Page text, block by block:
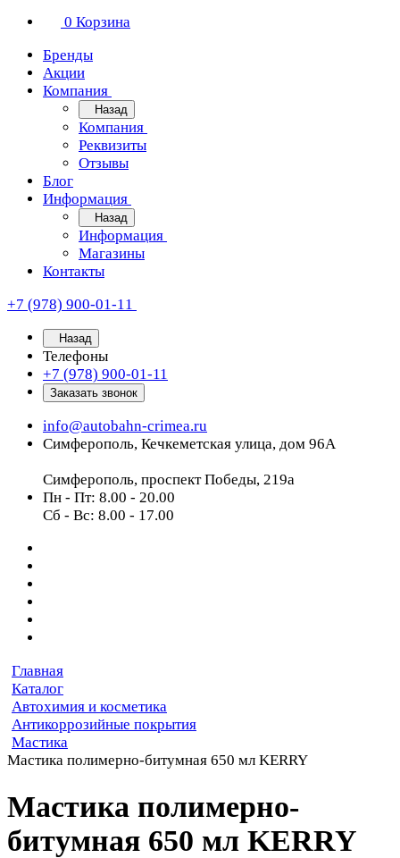
0 Корзина
Бренды
Акции
Компания
Назад
Компания
Реквизиты
Отзывы
Блог
Информация
Назад
Информация
Магазины
Контакты
+7 (978) 900-01-11
Назад
Телефоны
+7 (978) 900-01-11
Заказать звонок
info@autobahn-crimea.ru
Симферополь, Кечкеметская улица, дом 96А
Симферополь, проспект Победы, 219а
Пн - Пт: 8.00 - 20.00
Сб - Вс: 8.00 - 17.00
Главная
Каталог
Автохимия и косметика
Антикоррозийные покрытия
Мастика
Мастика полимерно-битумная 650 мл KERRY
Мастика полимерно-
битумная 650 мл KERRY